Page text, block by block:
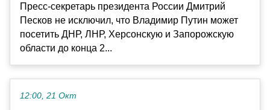
Пресс-секретарь президента России Дмитрий
Песков не исключил, что Владимир Путин может
посетить ДНР, ЛНР, Херсонскую и Запорожскую
области до конца 2...
12:00, 21 Окт